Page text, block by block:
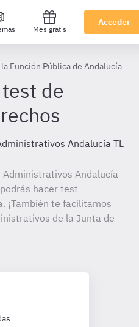
Mes gratis
Acceder
Función Pública de Andalucía
de
Andalucía TL
Andalucía
hacer test
¡También te facilitamos
de la Junta de